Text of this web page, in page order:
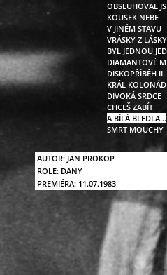
OBSLUHOVAL
KOUSEK NEBE
V JINÉM STAVU
VRÁSKY Z LÁSKY
BYL JEDNOU
DIAMANTOVÉ
DISKOPŘÍBĚH II.
KRÁL KOLONÁD
DIVOKÁ SRDCE
CHCEŠ ZABÍT
A BÍLÁ BLEDLA…
SMRT MOUCHY
AUTOR: JAN PROKOP
ROLE: DANY
PREMIÉRA: 11.07.1983